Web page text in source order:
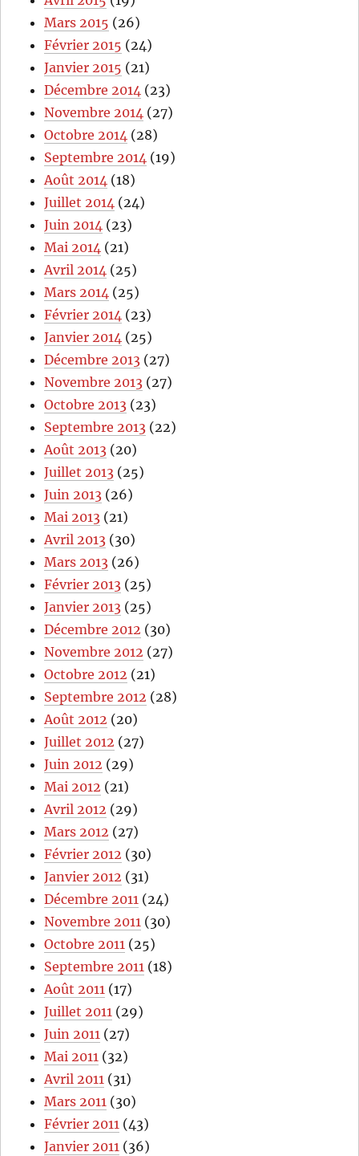
Mars 2015 (26)
Février 2015 (24)
Janvier 2015 (21)
Décembre 2014 (23)
Novembre 2014 (27)
Octobre 2014 (28)
Septembre 2014 (19)
Août 2014 (18)
Juillet 2014 (24)
Juin 2014 (23)
Mai 2014 (21)
Avril 2014 (25)
Mars 2014 (25)
Février 2014 (23)
Janvier 2014 (25)
Décembre 2013 (27)
Novembre 2013 (27)
Octobre 2013 (23)
Septembre 2013 (22)
Août 2013 (20)
Juillet 2013 (25)
Juin 2013 (26)
Mai 2013 (21)
Avril 2013 (30)
Mars 2013 (26)
Février 2013 (25)
Janvier 2013 (25)
Décembre 2012 (30)
Novembre 2012 (27)
Octobre 2012 (21)
Septembre 2012 (28)
Août 2012 (20)
Juillet 2012 (27)
Juin 2012 (29)
Mai 2012 (21)
Avril 2012 (29)
Mars 2012 (27)
Février 2012 (30)
Janvier 2012 (31)
Décembre 2011 (24)
Novembre 2011 (30)
Octobre 2011 (25)
Septembre 2011 (18)
Août 2011 (17)
Juillet 2011 (29)
Juin 2011 (27)
Mai 2011 (32)
Avril 2011 (31)
Mars 2011 (30)
Février 2011 (43)
Janvier 2011 (36)